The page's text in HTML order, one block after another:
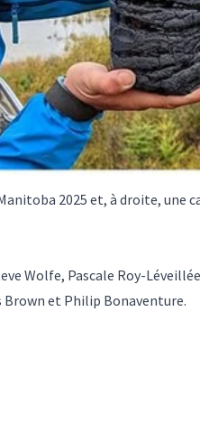
2025 et, à droite, une
Wolfe, Pascale Roy-
Brown et Philip Bonaventure.